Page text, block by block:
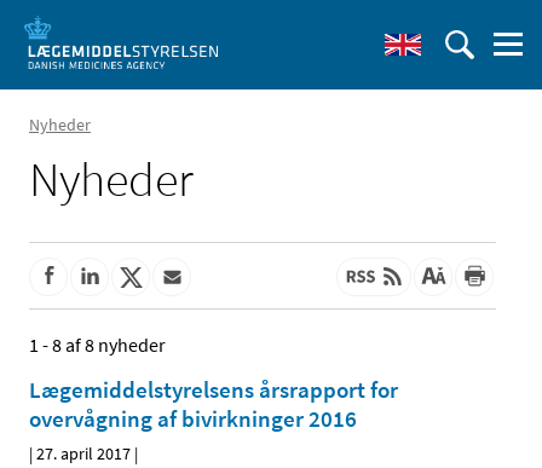
Nyheder
Nyheder
1 - 8 af 8 nyheder
Lægemiddelstyrelsens årsrapport for
overvågning af bivirkninger 2016
|27. april 2017 |